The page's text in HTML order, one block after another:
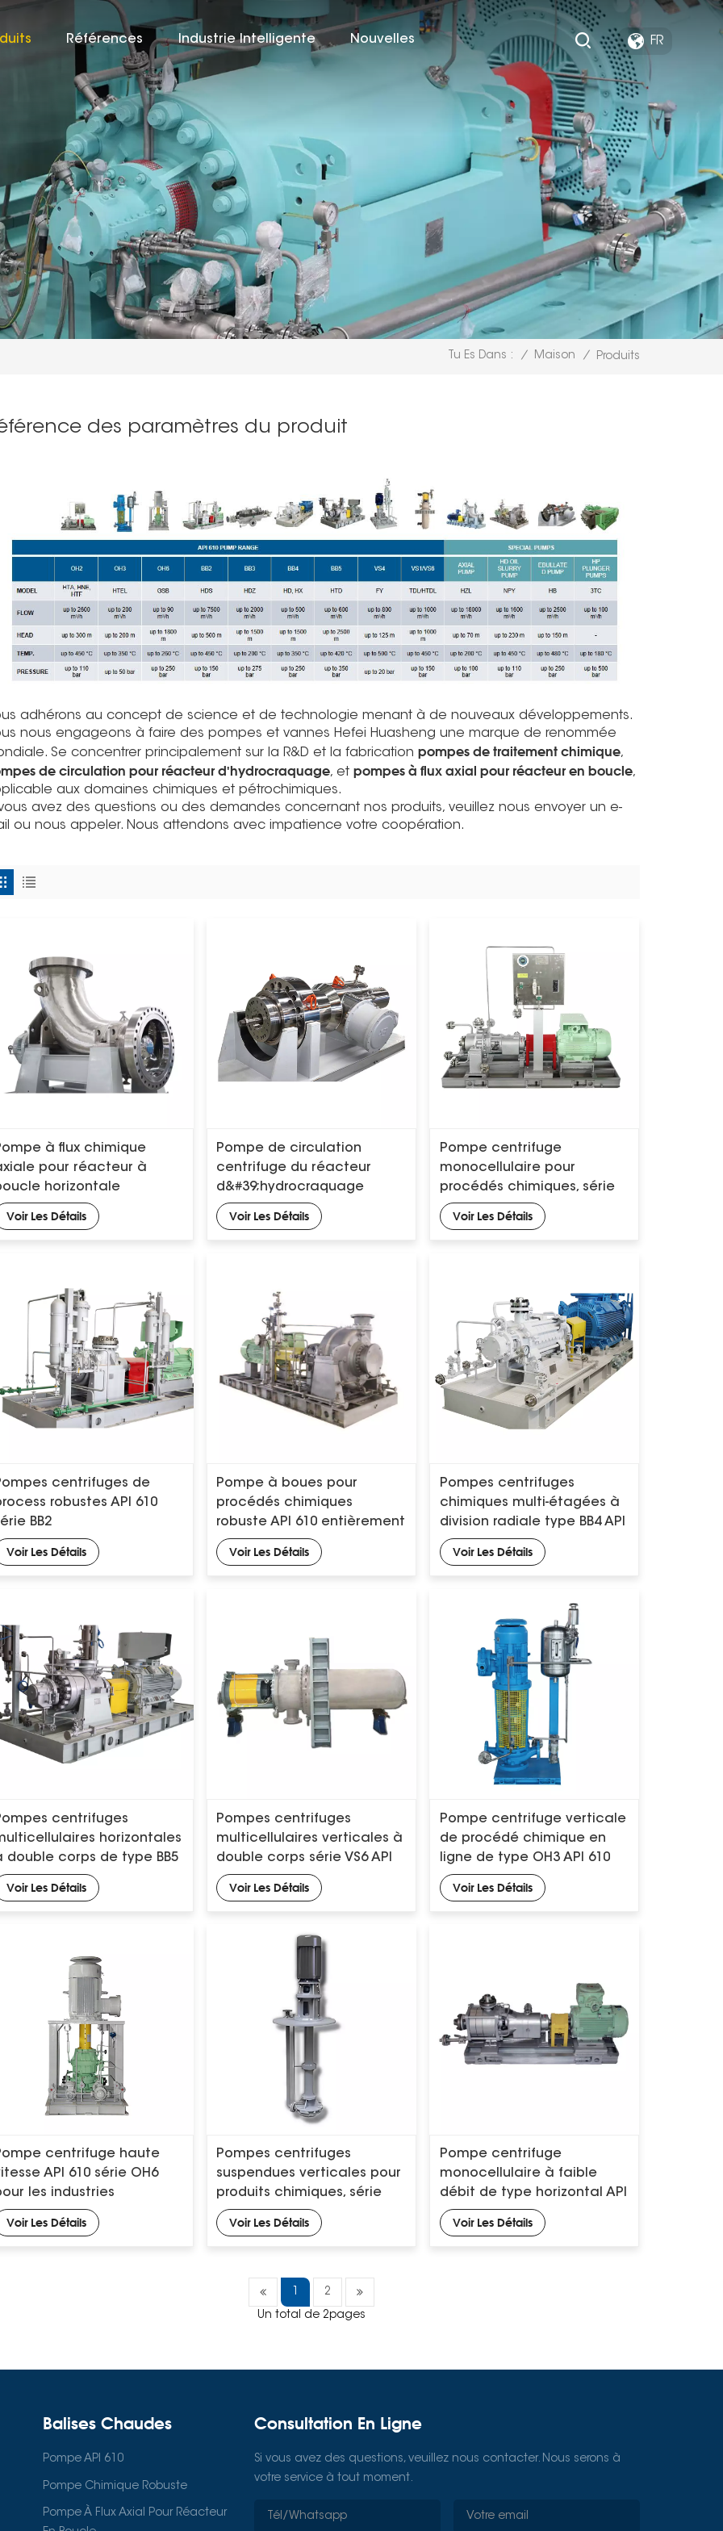
Références Industrie Intelligente Nouvelles FR
Tu Es Dans : / Maison / Produits
des paramètres du produit
adhérons au concept de science et de technologie menant à de nouveaux développements.
nous engageons à faire des pompes et vannes Hefei Huasheng une marque de renommée
Se concentrer principalement sur la R&D et la fabrication pompes de traitement chimique,
de circulation pour réacteur d'hydrocraquage, et pompes à flux axial pour réacteur en boucle,
aux domaines chimiques et pétrochimiques.
avez des questions ou des demandes concernant nos produits, veuillez nous envoyer un e-
ou nous appeler. Nous attendons avec impatience votre coopération.
à flux chimique
pour réacteur à
horizontale
Voir Les Détails
Pompe de circulation
centrifuge du réacteur
d&#39;hydrocraquage
(pompe à ébullition)
Voir Les Détails
Pompe centrifuge
monocellulaire pour
procédés chimiques, série
OH1/OH2, API 610
Voir Les Détails
centrifuges de
robustes API 610
BB2
Voir Les Détails
Pompe à boues pour
procédés chimiques
robuste API 610 entièrement
doublée
Voir Les Détails
Pompes centrifuges
chimiques multi-étagées à
division radiale type BB4 API
610
Voir Les Détails
centrifuges
horizontales
double corps de type BB5
610
Voir Les Détails
Pompes centrifuges
multicellulaires verticales à
double corps série VS6 API
610
Voir Les Détails
Pompe centrifuge verticale
de procédé chimique en
ligne de type OH3 API 610
Voir Les Détails
centrifuge haute
API 610 série OH6
les industries
chimiques et
Voir Les Détails
Pompes centrifuges
suspendues verticales pour
produits chimiques, série
VS4 API 610
Voir Les Détails
Pompe centrifuge
monocellulaire à faible
débit de type horizontal API
610
Voir Les Détails
1 2
Un total de 2pages
Balises Chaudes
Pompe API 610
Pompe Chimique Robuste
Pompe À Flux Axial Pour Réacteur
Consultation En Ligne
Si vous avez des questions, veuillez nous contacter. Nous serons à
votre service à tout moment.